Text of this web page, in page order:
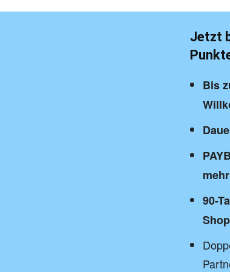
Jetzt
Bis
mehr
90-